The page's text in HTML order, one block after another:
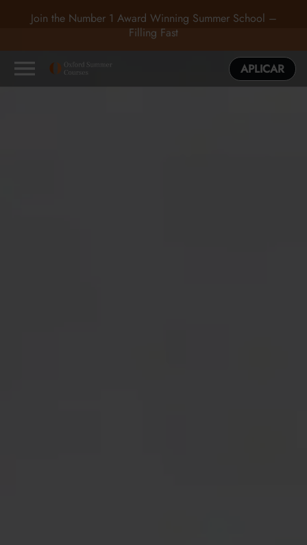
Join the Number 1 Award Winning Summer School –
Filling Fast
APLICAR